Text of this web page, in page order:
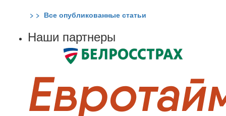
> > Все опубликованные статьи
Наши партнеры